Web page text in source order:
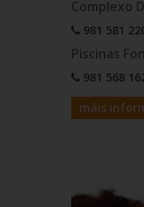
Complexo
981 581
Piscinas
981 568
máis